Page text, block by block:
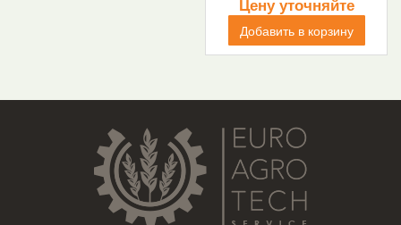
Цену уточняйте
Добавить в корзину